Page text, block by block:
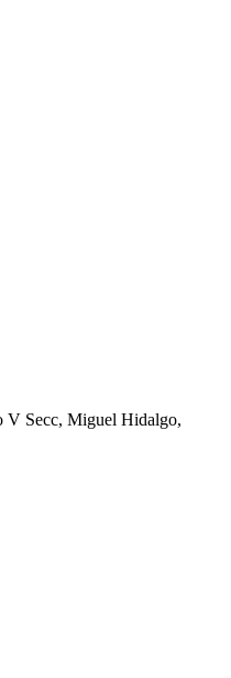
V Secc, Miguel Hidalgo,